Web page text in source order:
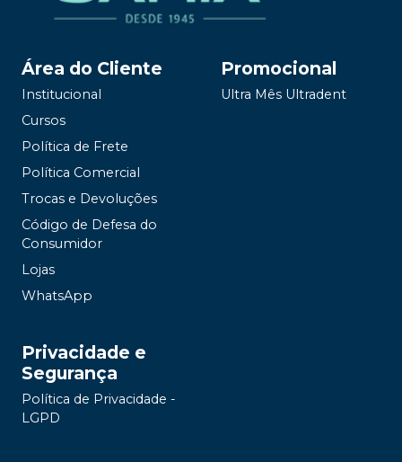
Área do Cliente
Institucional
Cursos
Política de Frete
Política Comercial
Trocas e Devoluções
Código de Defesa do
Consumidor
Lojas
WhatsApp
Promocional
Ultra Mês Ultradent
Privacidade e
Segurança
Política de Privacidade -
LGPD